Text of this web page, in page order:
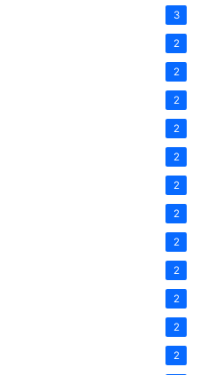
3
2
2
2
2
2
2
2
2
2
2
2
2